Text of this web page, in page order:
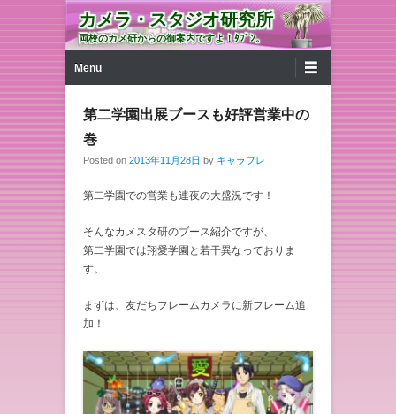
カメラ・スタジオ研究所
両校のカメ研からの御案内ですよ！ﾀﾌﾞﾝ。
Menu
第二学園出展ブースも好評営業中の
巻
Posted on 2013年11月28日 by キャラフレ
第二学園での営業も連夜の大盛況です！
そんなカメスタ研のブース紹介ですが、
第二学園では翔愛学園と若干異なっておりま
す。
まずは、友だちフレームカメラに新フレーム追
加！